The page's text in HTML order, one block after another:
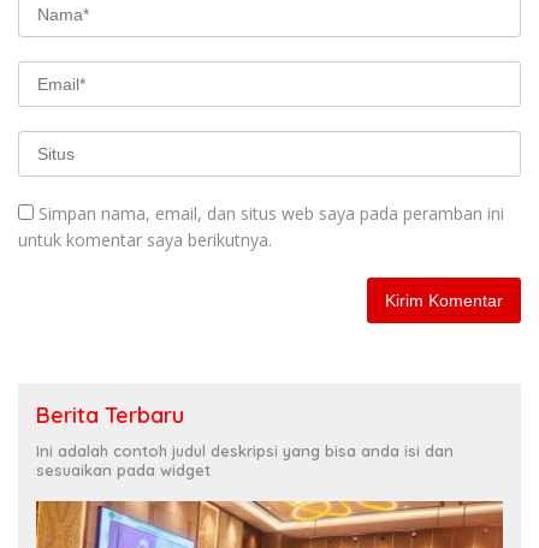
Simpan nama, email, dan situs web saya pada peramban ini
untuk komentar saya berikutnya.
Berita Terbaru
Ini adalah contoh judul deskripsi yang bisa anda isi dan
sesuaikan pada widget